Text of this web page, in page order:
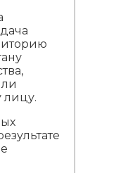
лицу.